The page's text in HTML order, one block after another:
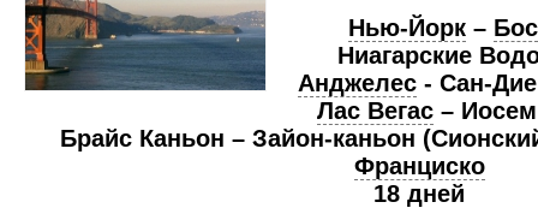
Нью-Йорк–
Ниагарские
Анджелес- Сан-
Лас Вегас–
Брайс Каньон – Зайон-каньон
Франциско
18 дней